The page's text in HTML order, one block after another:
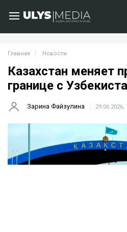
Главная Новости
Казахстан меняет
границе с
Зарина Файзулина 29.06.2026,